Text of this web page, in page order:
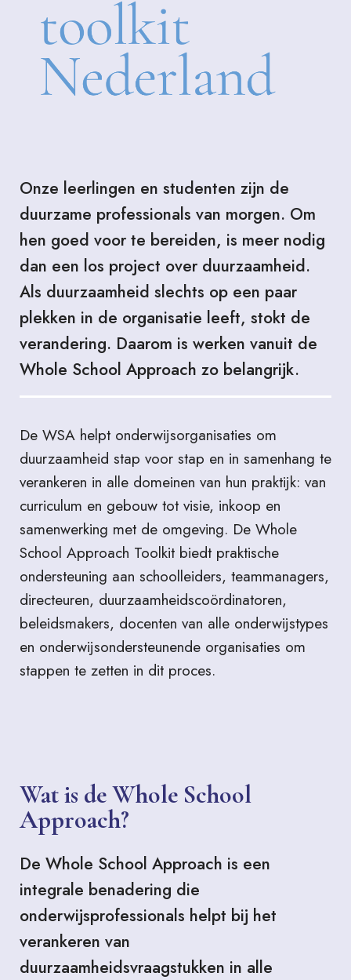
Onze leerlingen en studenten zijn de
duurzame professionals van morgen. Om
hen goed voor te bereiden, is meer nodig
dan een los project over duurzaamheid.
Als duurzaamheid slechts op een paar
plekken in de organisatie leeft, stokt de
verandering. Daarom is werken vanuit de
Whole School Approach zo belangrijk.
De WSA helpt onderwijsorganisaties om
duurzaamheid stap voor stap en in samenhang te
verankeren in alle domeinen van hun praktijk: van
curriculum en gebouw tot visie, inkoop en
samenwerking met de omgeving. De Whole
School Approach Toolkit biedt praktische
ondersteuning aan schoolleiders, teammanagers,
directeuren, duurzaamheidscoördinatoren,
beleidsmakers, docenten van alle onderwijstypes
en onderwijsondersteunende organisaties om
stappen te zetten in dit proces.
Wat is de Whole School
Approach?
De Whole School Approach is een
integrale benadering die
onderwijsprofessionals helpt bij het
verankeren van
duurzaamheidsvraagstukken in alle